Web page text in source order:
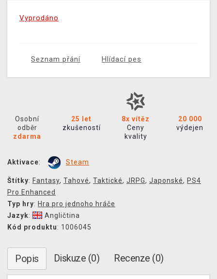
Vyprodáno
Seznam přání Hlídací pes
Osobní
odběr
zdarma
25 let
zkušeností
8x vítěz
Ceny
kvality
20 000
výdejen
Aktivace: Steam
Štítky: Fantasy, Tahové, Taktické, JRPG, Japonské, PS4
Pro Enhanced
Typ hry: Hra pro jednoho hráče
Jazyk:
Angličtina
Kód produktu: 1006045
Popis Diskuze (0) Recenze (0)